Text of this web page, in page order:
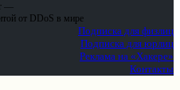
—
от DDoS в мире
Подписка для физлиц
Подписка для юрлиц
Реклама на «Хакере»
Контакты